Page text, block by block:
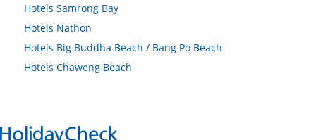
Hotels Samrong Bay
Hotels Nathon
Hotels Big Buddha Beach / Bang Po Beach
Hotels Chaweng Beach